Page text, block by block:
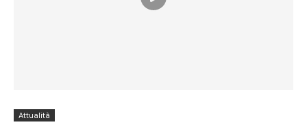
Attualità